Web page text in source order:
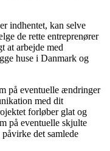
indhentet, kan selve
de rette entreprenører
at arbejde med
huse i Danmark og
på eventuelle ændringer
med dit
forløber glat og
på eventuelle skjulte
det samlede